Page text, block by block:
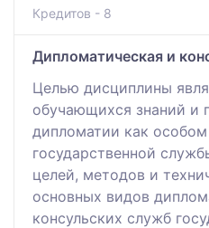
Кредитов - 8
Дипломатическая и
Целью дисциплины
обучающихся знаний и
дипломатии как
государственной
целей, методов и
основных видов
консульских служб